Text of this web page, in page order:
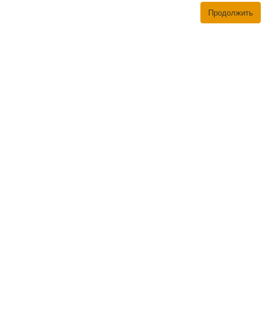
Продолжить